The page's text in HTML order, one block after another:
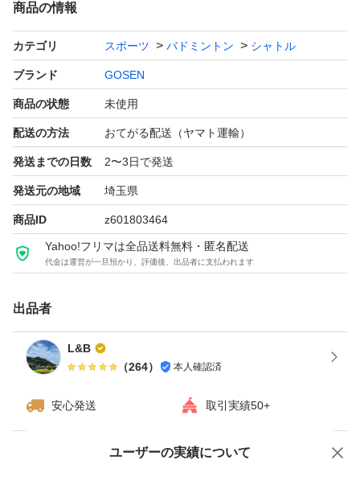
商品の情報
カテゴリ スポーツ バドミントン シャトル
ブランド GOSEN
商品の状態 未使用
配送の方法 おてがる配送（ヤマト運輸）
発送までの日数 2〜3日で発送
発送元の地域 埼玉県
商品ID z601803464
Yahoo!フリマは全品送料無料・匿名配送
代金は運営が一旦預かり、評価後、出品者に支払われます
出品者
L&B
（264） 本人確認済
安心発送 取引実績50+
ユーザーの実績について
価格の相談 商品への質問